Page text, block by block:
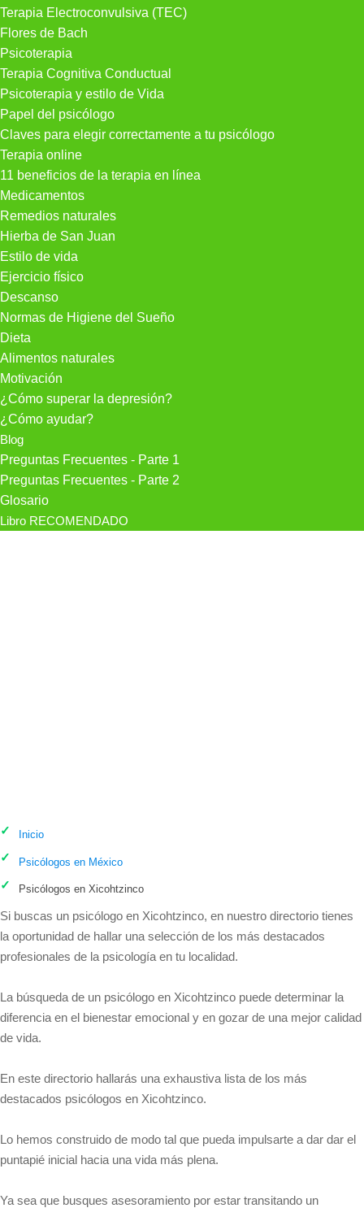
Terapia Electroconvulsiva (TEC)
Flores de Bach
Psicoterapia
Terapia Cognitiva Conductual
Psicoterapia y estilo de Vida
Papel del psicólogo
Claves para elegir correctamente a tu psicólogo
Terapia online
11 beneficios de la terapia en línea
Medicamentos
Remedios naturales
Hierba de San Juan
Estilo de vida
Ejercicio físico
Descanso
Normas de Higiene del Sueño
Dieta
Alimentos naturales
Motivación
¿Cómo superar la depresión?
¿Cómo ayudar?
Blog
Preguntas Frecuentes - Parte 1
Preguntas Frecuentes - Parte 2
Glosario
Libro RECOMENDADO
Inicio
Psicólogos en México
Psicólogos en Xicohtzinco
Si buscas un psicólogo en Xicohtzinco, en nuestro directorio tienes
la oportunidad de hallar una selección de los más destacados
profesionales de la psicología en tu localidad.
La búsqueda de un psicólogo en Xicohtzinco puede determinar la
diferencia en el bienestar emocional y en gozar de una mejor calidad
de vida.
En este directorio hallarás una exhaustiva lista de los más
destacados psicólogos en Xicohtzinco.
Lo hemos construido de modo tal que pueda impulsarte a dar dar el
puntapié inicial hacia una vida más plena.
Ya sea que busques asesoramiento por estar transitando un